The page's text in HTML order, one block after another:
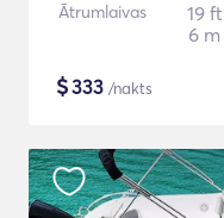
Ātrumlaivas
19 ft
6 m
$333 /nakts